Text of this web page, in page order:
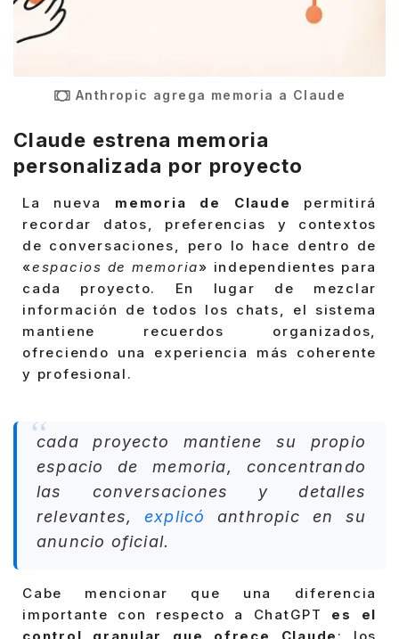
Anthropic agrega memoria a Claude
Claude estrena memoria
personalizada por proyecto
La nueva memoria de Claude
permitirá
recordar datos, preferencias y contextos
de conversaciones, pero lo hace dentro de
«espacios de memoria» independientes para
cada proyecto. En lugar de mezclar
información de todos los chats, el sistema
mantiene recuerdos organizados,
ofreciendo una experiencia más coherente
y profesional.
cada proyecto mantiene su propio
espacio de memoria, concentrando
las conversaciones y detalles
relevantes, explicó
anthropic en su
anuncio oficial.
Cabe mencionar que una diferencia
importante con respecto a ChatGPT es el